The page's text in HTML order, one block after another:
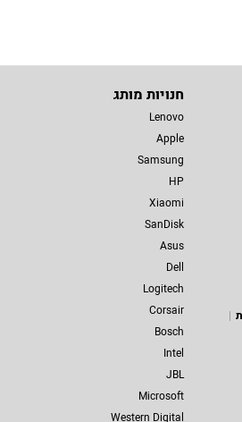
חנויות מותג
Lenovo
Apple
Samsung
HP
Xiaomi
SanDisk
Asus
Dell
Logitech
Corsair
Bosch
Intel
JBL
Microsoft
Western Digital